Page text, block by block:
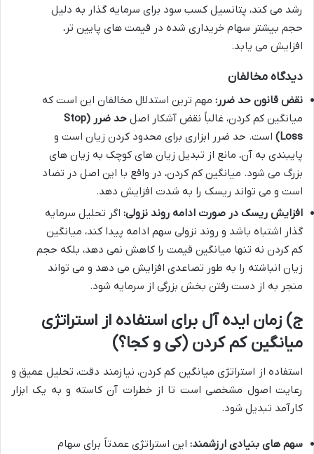
رشد می کند، پتانسیل کسب سود برای سرمایه گذار به دلیل
حجم بیشتر سهام خریداری شده در قیمت های پایین تر،
افزایش می یابد.
دیدگاه مخالفان
نقض قانون حد ضرر: مهم ترین استدلال مخالفان این است که
میانگین کم کردن، غالباً نقض آشکار اصل
حد ضرر (Stop
Loss) است. حد ضرر ابزاری برای محدود کردن زیان است و
پایبندی به آن، مانع از تبدیل زیان های کوچک به زیان های
بزرگ می شود. میانگین کم کردن، در واقع با این اصل در تضاد
است و می تواند ریسک را به شدت افزایش دهد.
افزایش ریسک در صورت ادامه روند نزولی: اگر تحلیل سرمایه
گذار اشتباه باشد و روند نزولی سهم ادامه پیدا کند، میانگین
کم کردن نه تنها میانگین قیمت را کاهش نمی دهد، بلکه حجم
زیان انباشته را به طور تصاعدی افزایش می دهد و می تواند
منجر به از دست رفتن بخش بزرگی از سرمایه شود.
ج) زمان ایده آل برای استفاده از استراتژی
میانگین کم کردن (کی و کجا؟)
استفاده از استراتژی میانگین کم کردن، نیازمند دقت، تحلیل عمیق و
رعایت اصول مشخصی است تا از خطرات آن کاسته و به یک ابزار
کارآمد تبدیل شود.
سهم های بنیادی ارزشمند: این استراتژی عمدتاً برای سهام